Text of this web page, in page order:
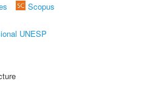
Scopus
UNESP